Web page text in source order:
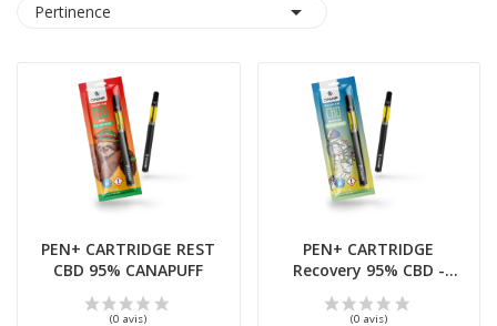
Pertinence 
PEN+ CARTRIDGE REST
CBD 95% CANAPUFF
PEN+ CARTRIDGE
Recovery 95% CBD -
CANAPUFF